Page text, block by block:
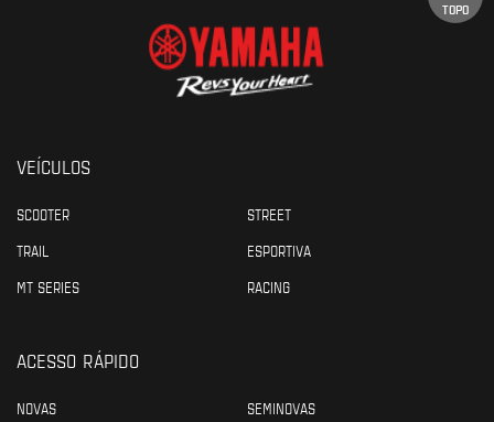
TOPO
VEÍCULOS
SCOOTER
STREET
TRAIL
ESPORTIVA
MT SERIES
RACING
ACESSO RÁPIDO
NOVAS
SEMINOVAS